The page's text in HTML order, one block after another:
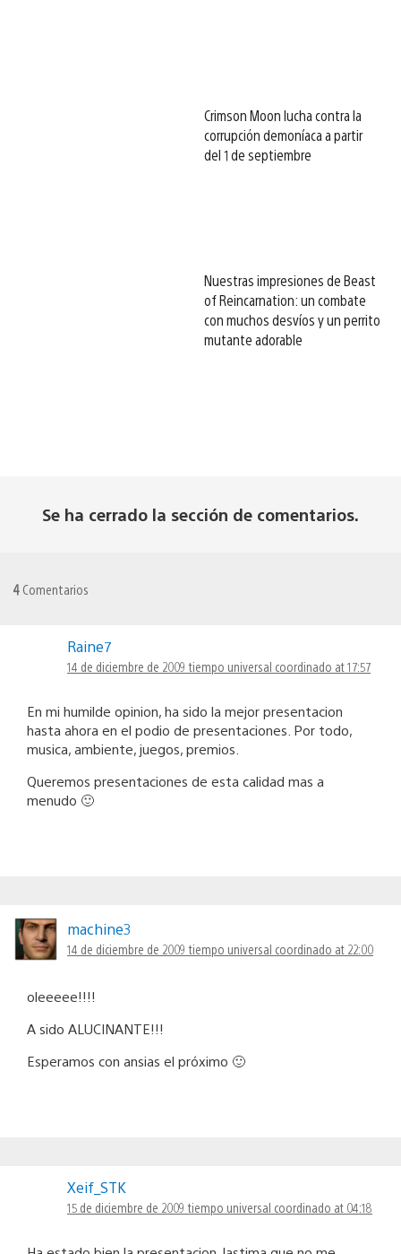
Crimson Moon lucha contra la
corrupción demoníaca a partir
del 1 de septiembre
Nuestras impresiones de Beast
of Reincarnation: un combate
con muchos desvíos y un perrito
mutante adorable
Se ha cerrado la sección de comentarios.
4 Comentarios
Raine7
14 de diciembre de 2009 tiempo universal coordinado at 17:57
En mi humilde opinion, ha sido la mejor presentacion
hasta ahora en el podio de presentaciones. Por todo,
musica, ambiente, juegos, premios.
Queremos presentaciones de esta calidad mas a
menudo 🙂
machine3
14 de diciembre de 2009 tiempo universal coordinado at 22:00
oleeeee!!!!
A sido ALUCINANTE!!!
Esperamos con ansias el próximo 🙂
Xeif_STK
15 de diciembre de 2009 tiempo universal coordinado at 04:18